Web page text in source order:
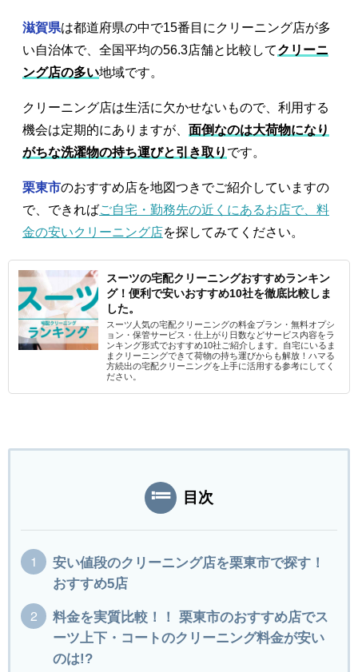
滋賀県は都道府県の中で15番目にクリーニング店が多
い自治体で、全国平均の56.3店舗と比較してクリーニ
ング店の多い地域です。
クリーニング店は生活に欠かせないもので、利用する
機会は定期的にありますが、 面倒なのは大荷物になり
がちな洗濯物の持ち運びと引き取り です。
栗東市のおすすめ店を地図つきでご紹介していますの
で、できればご自宅・勤務先の近くにあるお店で、料
金の安いクリーニング店を探してみてください。
スーツの宅配クリーニングおすすめランキン
グ！便利で安いおすすめ10社を徹底比較しま
した。
スーツ人気の宅配クリーニングの料金プラン・無料オプシ
ョン・保管サービス・仕上がり日数などサービス内容をラ
ンキング形式でおすすめ10社ご紹介します。自宅にいるま
まクリーニングできて荷物の持ち運びからも解放！ハマる
方続出の宅配クリーニングを上手に活用する参考にしてく
ださい。
目次
安い値段のクリーニング店を栗東市で探す！
おすすめ5店
料金を実質比較！！ 栗東市のおすすめ店でス
ーツ上下・コートのクリーニング料金が安い
のは!?